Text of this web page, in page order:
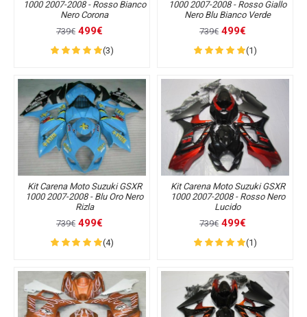
1000 2007-2008 - Rosso Bianco
Nero Corona
739€ 499€
(3)
1000 2007-2008 - Rosso Giallo
Nero Blu Bianco Verde
739€ 499€
(1)
Kit Carena Moto Suzuki GSXR
1000 2007-2008 - Blu Oro Nero
Rizla
739€ 499€
(4)
Kit Carena Moto Suzuki GSXR
1000 2007-2008 - Rosso Nero
Lucido
739€ 499€
(1)